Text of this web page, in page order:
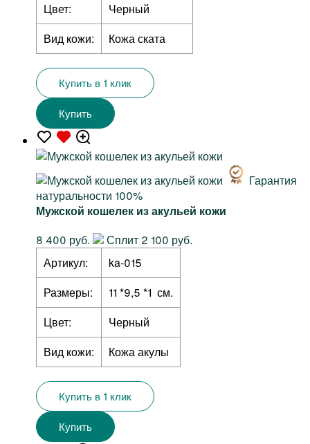
Цвет:
Черный
Вид кожи:
Кожа ската
Купить в 1 клик
Купить
Гарантия
натуральности 100%
Мужской кошелек из акульей кожи
8 400 руб.
Сплит 2 100 руб.
Артикул:
ka-015
Размеры:
11 *9,5 *1 см.
Цвет:
Черный
Вид кожи:
Кожа акулы
Купить в 1 клик
Купить